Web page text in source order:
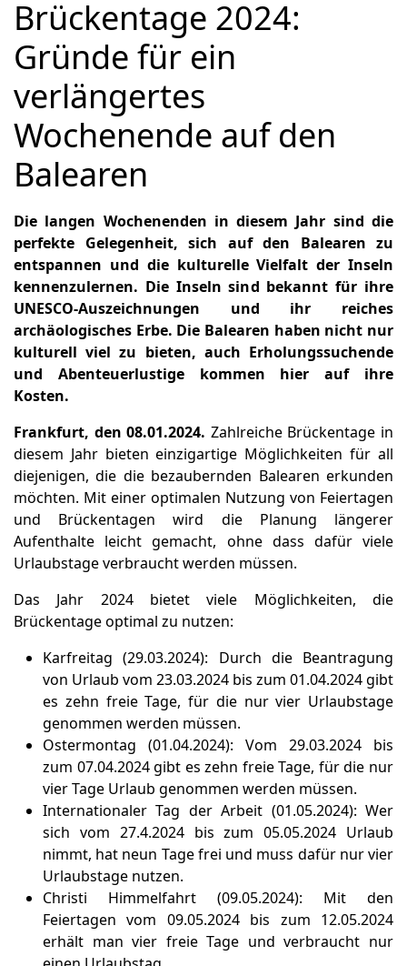
Brückentage 2024:
Gründe für ein
verlängertes
Wochenende auf den
Balearen
Die langen Wochenenden in diesem Jahr sind die
perfekte Gelegenheit, sich auf den Balearen zu
entspannen und die kulturelle Vielfalt der Inseln
kennenzulernen. Die Inseln sind bekannt für ihre
UNESCO-Auszeichnungen und ihr reiches
archäologisches Erbe. Die Balearen haben nicht nur
kulturell viel zu bieten, auch Erholungssuchende
und Abenteuerlustige kommen hier auf ihre
Kosten.
Frankfurt, den 08.01.2024. Zahlreiche Brückentage in
diesem Jahr bieten einzigartige Möglichkeiten für all
diejenigen, die die bezaubernden Balearen erkunden
möchten. Mit einer optimalen Nutzung von Feiertagen
und Brückentagen wird die Planung längerer
Aufenthalte leicht gemacht, ohne dass dafür viele
Urlaubstage verbraucht werden müssen.
Das Jahr 2024 bietet viele Möglichkeiten, die
Brückentage optimal zu nutzen:
Karfreitag (29.03.2024): Durch die Beantragung
von Urlaub vom 23.03.2024 bis zum 01.04.2024 gibt
es zehn freie Tage, für die nur vier Urlaubstage
genommen werden müssen.
Ostermontag (01.04.2024): Vom 29.03.2024 bis
zum 07.04.2024 gibt es zehn freie Tage, für die nur
vier Tage Urlaub genommen werden müssen.
Internationaler Tag der Arbeit (01.05.2024): Wer
sich vom 27.4.2024 bis zum 05.05.2024 Urlaub
nimmt, hat neun Tage frei und muss dafür nur vier
Urlaubstage nutzen.
Christi Himmelfahrt (09.05.2024): Mit den
Feiertagen vom 09.05.2024 bis zum 12.05.2024
erhält man vier freie Tage und verbraucht nur